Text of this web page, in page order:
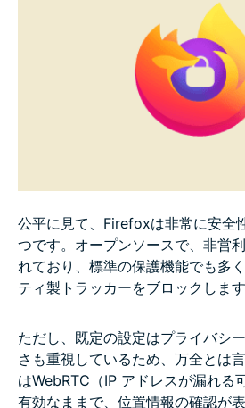
Firefoxのプライバシー設定まとめ
公平に見て、Firefoxは非常に安全
つです。オープンソースで、非営
れており、標準の保護機能でも多
ティ製トラッカーをブロックします
ただし、既定の設定はプライバシ
さも重視しているため、万全とは
はWebRTC（IP アドレスが漏れる
有効なままで、位置情報の確認が